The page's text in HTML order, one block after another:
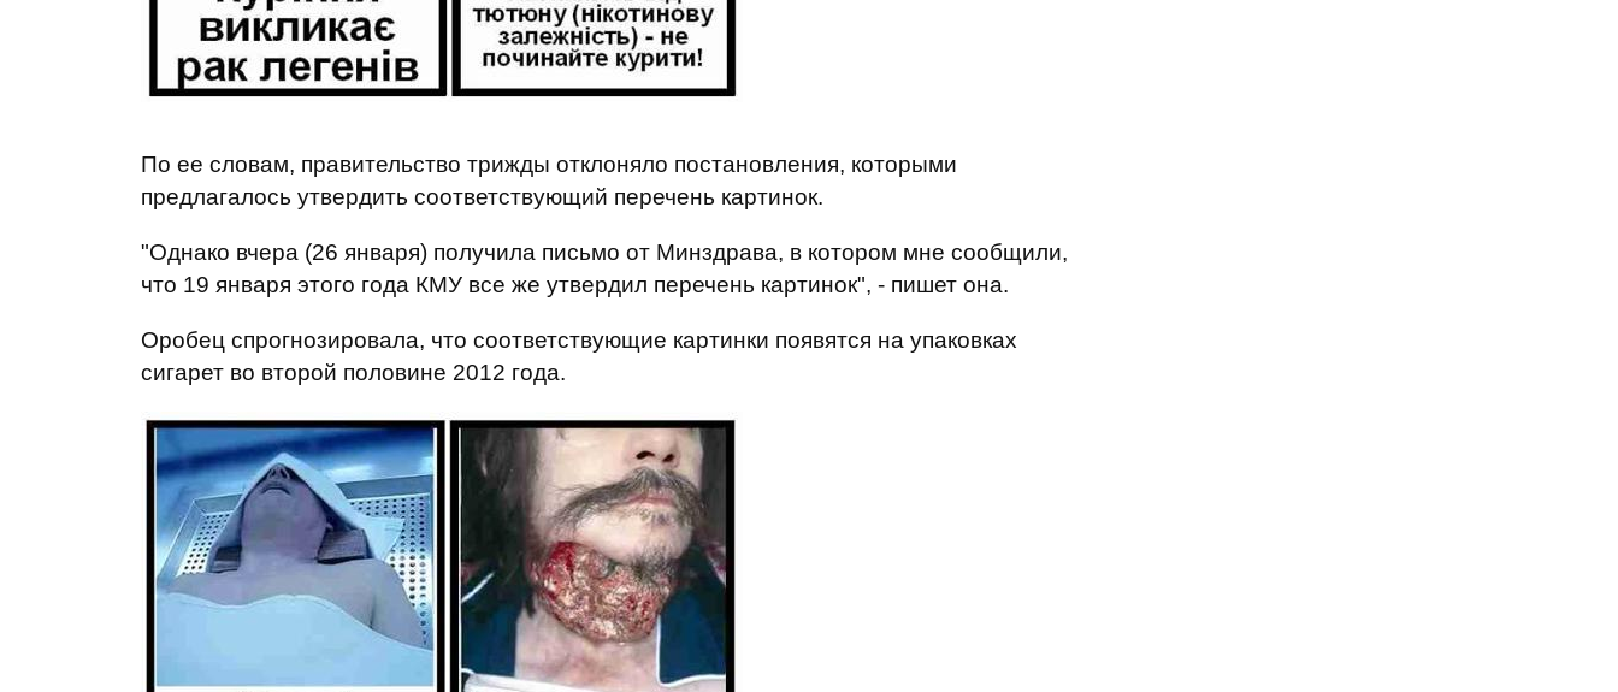
По ее словам, правительство трижды отклоняло постановления, которыми
предлагалось утвердить соответствующий перечень картинок.
"Однако вчера (26 января) получила письмо от Минздрава, в котором мне сообщили,
что 19 января этого года КМУ все же утвердил перечень картинок", - пишет она.
Оробец спрогнозировала, что соответствующие картинки появятся на упаковках
сигарет во второй половине 2012 года.